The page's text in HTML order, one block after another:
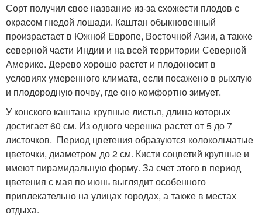
Сорт получил свое название из-за схожести плодов с
окрасом гнедой лошади. Каштан обыкновенный
произрастает в Южной Европе, Восточной Азии, а также
северной части Индии и на всей территории Северной
Америке. Дерево хорошо растет и плодоносит в
условиях умеренного климата, если посажено в рыхлую
и плодородную почву, где оно комфортно зимует.
У конского каштана крупные листья, длина которых
достигает 60 см. Из одного черешка растет от 5 до 7
листочков. Период цветения образуются колокольчатые
цветочки, диаметром до 2 см. Кисти соцветий крупные и
имеют пирамидальную форму. За счет этого в период
цветения с мая по июнь выглядит особенного
привлекательно на улицах городах, а также в местах
отдыха.